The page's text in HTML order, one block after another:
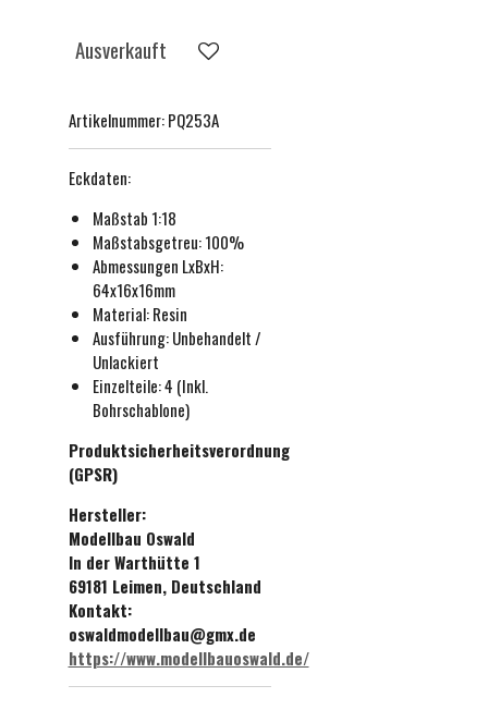
Ausverkauft
Artikelnummer: PQ253A
Eckdaten:
Maßstab 1:18
Maßstabsgetreu:100%
Abmessungen LxBxH:
64x16x16mm
Material: Resin
Ausführung:Unbehandelt /
Unlackiert
Einzelteile: 4 (Inkl.
Bohrschablone)
Produktsicherheitsverordnung
(GPSR)
Hersteller:
Modellbau Oswald
In der Warthütte 1
69181 Leimen, Deutschland
Kontakt:
oswaldmodellbau@gmx.de
https://www.modellbauoswald.de/